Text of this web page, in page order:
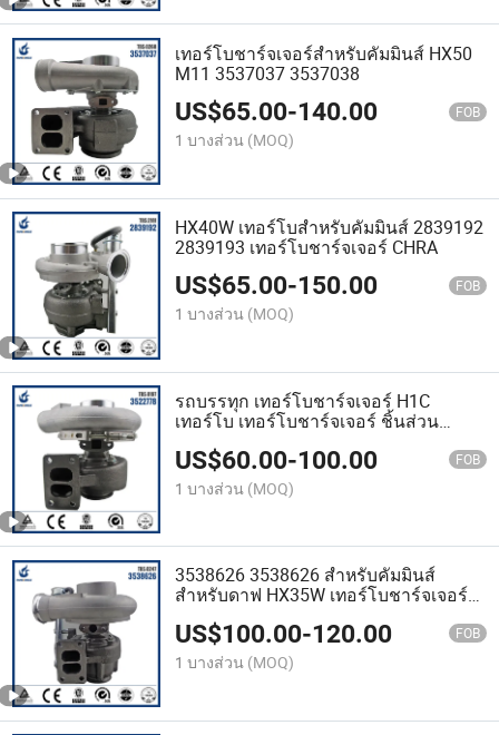
เทอร์โบชาร์จเจอร์สำหรับคัมมินส์ HX50
M11 3537037 3537038
US$65.00-140.00 FOB
1 บางส่วน (MOQ)
HX40W เทอร์โบสำหรับคัมมินส์ 2839192
2839193 เทอร์โบชาร์จเจอร์ CHRA
US$65.00-150.00 FOB
1 บางส่วน (MOQ)
รถบรรทุก เทอร์โบชาร์จเจอร์ H1C
เทอร์โบ เทอร์โบชาร์จเจอร์ ชิ้นส่วน
US$60.00-100.00 FOB
1 บางส่วน (MOQ)
3538626 3538626 สำหรับคัมมินส์
สำหรับดาฟ HX35W เทอร์โบชาร์จเจอร์
6BT Euro-2
US$100.00-120.00 FOB
1 บางส่วน (MOQ)